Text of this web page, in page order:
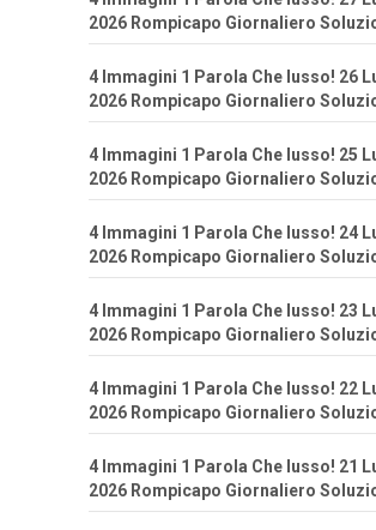
2026 Rompicapo Giornaliero
4 Immagini 1 Parola Che lusso! 26
2026 Rompicapo Giornaliero
4 Immagini 1 Parola Che lusso! 25
2026 Rompicapo Giornaliero
4 Immagini 1 Parola Che lusso! 24
2026 Rompicapo Giornaliero
4 Immagini 1 Parola Che lusso! 23
2026 Rompicapo Giornaliero
4 Immagini 1 Parola Che lusso! 22
2026 Rompicapo Giornaliero
4 Immagini 1 Parola Che lusso! 21
2026 Rompicapo Giornaliero